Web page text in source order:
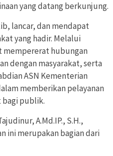
yang datang berkunjung.
lancar, dan mendapat
yang hadir. Melalui
mempererat hubungan
dengan masyarakat, serta
ASN Kementerian
memberikan pelayanan
bagi publik.
A.Md.IP., S.H.,
ini merupakan bagian dari